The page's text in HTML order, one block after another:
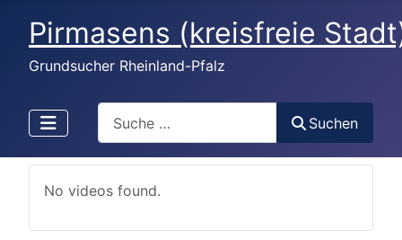
Pirmasens (kreisfreie
Grundsucher Rheinland-Pfalz
Suchen
No videos found.